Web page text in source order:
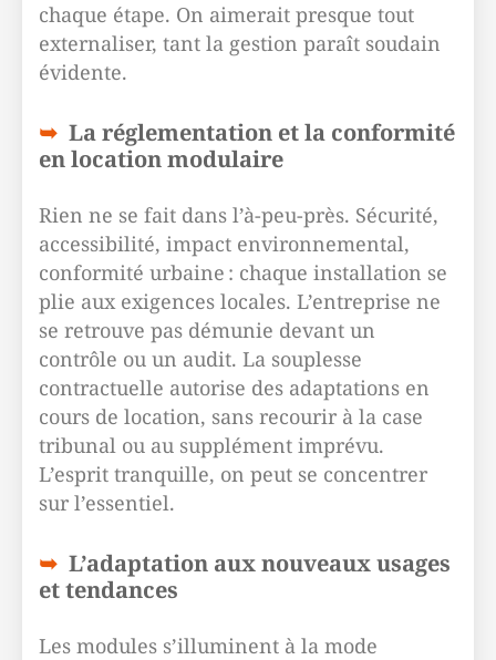
chaque étape. On aimerait presque tout
externaliser, tant la gestion paraît soudain
évidente.
La réglementation et la conformité
en location modulaire
Rien ne se fait dans l’à-peu-près. Sécurité,
accessibilité, impact environnemental,
conformité urbaine : chaque installation se
plie aux exigences locales. L’entreprise ne
se retrouve pas démunie devant un
contrôle ou un audit. La souplesse
contractuelle autorise des adaptations en
cours de location, sans recourir à la case
tribunal ou au supplément imprévu.
L’esprit tranquille, on peut se concentrer
sur l’essentiel.
L’adaptation aux nouveaux usages
et tendances
Les modules s’illuminent à la mode